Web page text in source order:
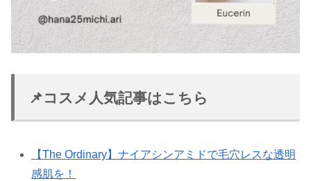
📌コスメ人気記事はこちら
【The Ordinary】ナイアシンアミドで毛穴レスな透明
感肌を！